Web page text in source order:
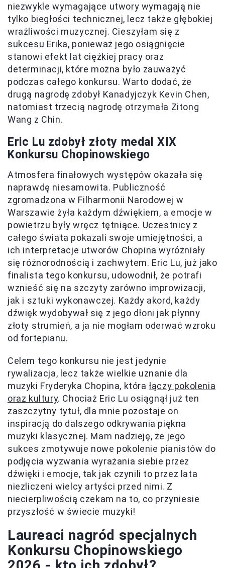
niezwykle wymagające utwory wymagają nie
tylko biegłości technicznej, lecz także głębokiej
wrażliwości muzycznej. Cieszyłam się z
sukcesu Erika, ponieważ jego osiągnięcie
stanowi efekt lat ciężkiej pracy oraz
determinacji, które można było zauważyć
podczas całego konkursu. Warto dodać, że
drugą nagrodę zdobył Kanadyjczyk Kevin Chen,
natomiast trzecią nagrodę otrzymała Zitong
Wang z Chin.
Eric Lu zdobył złoty medal XIX
Konkursu Chopinowskiego
Atmosfera finałowych występów okazała się
naprawdę niesamowita. Publiczność
zgromadzona w Filharmonii Narodowej w
Warszawie żyła każdym dźwiękiem, a emocje w
powietrzu były wręcz tętniące. Uczestnicy z
całego świata pokazali swoje umiejętności, a
ich interpretacje utworów Chopina wyróżniały
się różnorodnością i zachwytem. Eric Lu, już jako
finalista tego konkursu, udowodnił, że potrafi
wznieść się na szczyty zarówno improwizacji,
jak i sztuki wykonawczej. Każdy akord, każdy
dźwięk wydobywał się z jego dłoni jak płynny
złoty strumień, a ja nie mogłam oderwać wzroku
od fortepianu.
Celem tego konkursu nie jest jedynie
rywalizacja, lecz także wielkie uznanie dla
muzyki Fryderyka Chopina, którałączy pokolenia
oraz kultury. Chociaż Eric Lu osiągnął już ten
zaszczytny tytuł, dla mnie pozostaje on
inspiracją do dalszego odkrywania piękna
muzyki klasycznej. Mam nadzieję, że jego
sukces zmotywuje nowe pokolenie pianistów do
podjęcia wyzwania wyrażania siebie przez
dźwięki i emocje, tak jak czynili to przez lata
niezliczeni wielcy artyści przed nimi. Z
niecierpliwością czekam na to, co przyniesie
przyszłość w świecie muzyki!
Laureaci nagród specjalnych
Konkursu Chopinowskiego